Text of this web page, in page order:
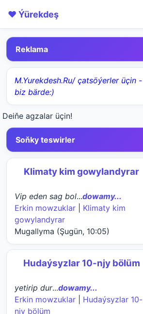
❤️ Ýürekdeş
Reklama
M.Yurekdesh.Ru/ çatsöýerler üçin -
biz bärde:)
Deiňe agzalar üçin!
Soňky teswirler
Klimaty kim gowylandyrar
Vip eden sag bol...dowamy...
Erkin mowzuklar
Klimaty kim
gowylandyrar
Mugallyma (Şugün, 10:05)
Hudaýsyzlar 10-njy bölüm
yetirip dur...dowamy...
Erkin mowzuklar
Hudaýsyzlar 10-
njy bölüm